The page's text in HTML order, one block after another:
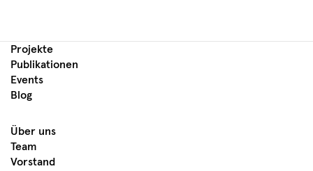
Projekte
Publikationen
Events
Blog
Über uns
Team
Vorstand